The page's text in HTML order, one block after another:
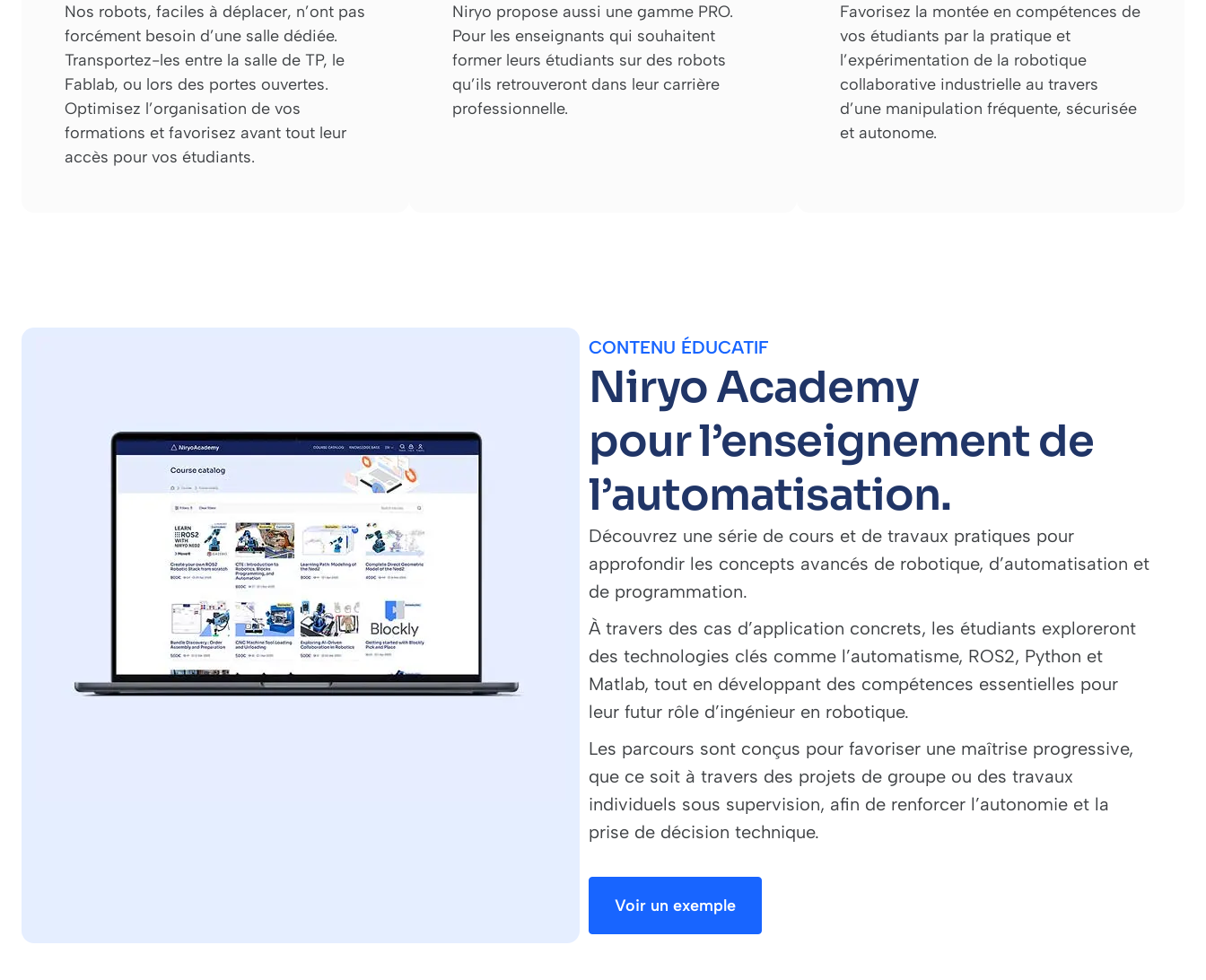
Nos robots, faciles à déplacer, n’ont pas
forcément besoin d’une salle dédiée.
Transportez-les entre la salle de TP, le
Fablab, ou lors des portes ouvertes.
Optimisez l’organisation de vos
formations et favorisez avant tout leur
accès pour vos étudiants.
Niryo propose aussi une gamme PRO.
Pour les enseignants qui souhaitent
former leurs étudiants sur des robots
qu’ils retrouveront dans leur carrière
professionnelle.
Favorisez la montée en compétences de
vos étudiants par la pratique et
l’expérimentation de la robotique
collaborative industrielle au travers
d’une manipulation fréquente, sécurisée
et autonome.
CONTENU ÉDUCATIF
Niryo Academy
pour l’enseignement de
l’automatisation.
Découvrez une série de cours et de travaux pratiques pour
approfondir les concepts avancés de robotique, d’automatisation et
de programmation.
À travers des cas d’application concrets, les étudiants exploreront
des technologies clés comme l’automatisme, ROS2, Python et
Matlab, tout en développant des compétences essentielles pour
leur futur rôle d’ingénieur en robotique.
Les parcours sont conçus pour favoriser une maîtrise progressive,
que ce soit à travers des projets de groupe ou des travaux
individuels sous supervision, afin de renforcer l’autonomie et la
prise de décision technique.
Voir un exemple